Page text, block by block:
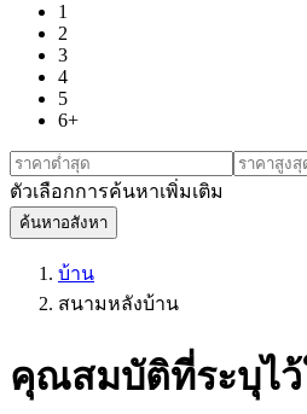
1
2
3
4
5
6+
ตัวเลือกการค้นหาเพิ่มเติม
ค้นหาอสังหา
บ้าน
สนามหลังบ้าน
คุณสมบัติที่ระบุไ